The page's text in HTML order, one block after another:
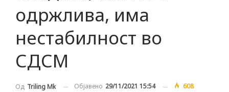
одржлива, има
нестабилност во
СДСМ
Од Triling Mk Објавено 29/11/2021 15:54 608